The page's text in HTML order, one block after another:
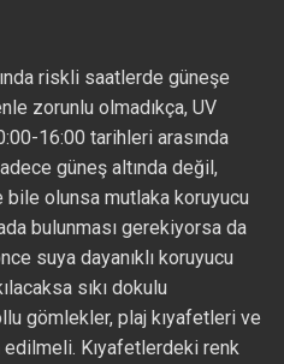
riskli saatlerde güneşe
zorunlu olmadıkça, UV
16:00 tarihleri arasında
güneş altında değil,
bile olunsa mutlaka koruyucu
bulunması gerekiyorsa da
suya dayanıklı koruyucu
sıkı dokulu
gömlekler, plaj kıyafetleri ve
Kıyafetlerdeki renk